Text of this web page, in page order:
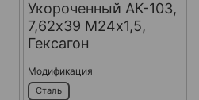
Укороченный АК-103,
7,62х39 М24х1,5,
Гексагон
Модификация
Сталь